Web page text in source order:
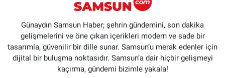
Günaydın Samsun Haber; şehrin gündemini, son dakika
gelişmelerini ve öne çıkan içerikleri modern ve sade bir
tasarımla, güvenilir bir dille sunar. Samsun’u merak edenler için
dijital bir buluşma noktasıdır. Samsun’a dair hiçbir gelişmeyi
kaçırma, gündemi bizimle yakala!